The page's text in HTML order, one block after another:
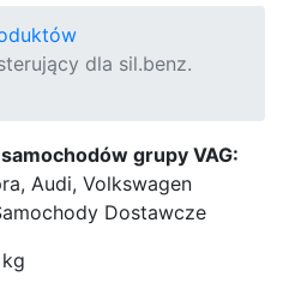
dla sil.benz.
grupy VAG:
Audi, Volkswagen
Dostawcze